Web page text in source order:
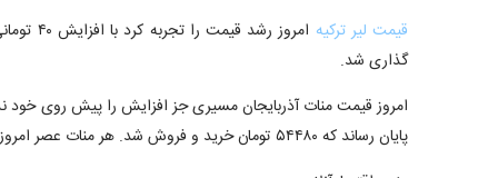
قیمت لیر ترکیه
گذاری شد.
امروز قیمت منات آذربایجان مسیری جز افزایش را پیش روی خود
پایان رساند که ۵۴۴۸۰ تومان خرید و فروش شد. هر منات عصر امروز ۷۱۰ تومان افزایش قیمت داشت.